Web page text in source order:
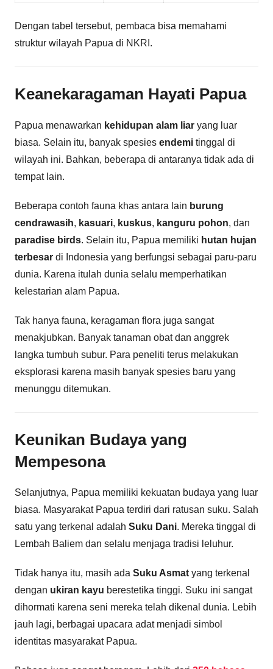
Dengan tabel tersebut, pembaca bisa memahami
struktur wilayah Papua di NKRI.
Keanekaragaman Hayati Papua
Papua menawarkan kehidupan alam liar yang luar
biasa. Selain itu, banyak spesies endemi tinggal di
wilayah ini. Bahkan, beberapa di antaranya tidak ada di
tempat lain.
Beberapa contoh fauna khas antara lain burung
cendrawasih, kasuari, kuskus, kanguru pohon, dan
paradise birds. Selain itu, Papua memiliki hutan hujan
terbesar di Indonesia yang berfungsi sebagai paru-paru
dunia. Karena itulah dunia selalu memperhatikan
kelestarian alam Papua.
Tak hanya fauna, keragaman flora juga sangat
menakjubkan. Banyak tanaman obat dan anggrek
langka tumbuh subur. Para peneliti terus melakukan
eksplorasi karena masih banyak spesies baru yang
menunggu ditemukan.
Keunikan Budaya yang
Mempesona
Selanjutnya, Papua memiliki kekuatan budaya yang luar
biasa. Masyarakat Papua terdiri dari ratusan suku. Salah
satu yang terkenal adalah Suku Dani. Mereka tinggal di
Lembah Baliem dan selalu menjaga tradisi leluhur.
Tidak hanya itu, masih ada Suku Asmatyang terkenal
dengan ukiran kayu berestetika tinggi. Suku ini sangat
dihormati karena seni mereka telah dikenal dunia. Lebih
jauh lagi, berbagai upacara adat menjadi simbol
identitas masyarakat Papua.